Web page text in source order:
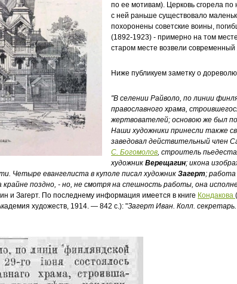
по ее мотивам). Церковь сгорела
с ней раньше существовало
похоронены советские воины,
(1892-1923) - примерно на том
старом месте возвели
Ниже публикуем заметку о
"В селении Райволо, по линии
православного храма,
жертвователей; основою же был
Наши художники принесли также
заведовал действительный член
С. Богомолов, строитель
художникВерещагин; икона
Четыре евангелиста в куполе писал художникЗагерт; работа
крайне поздно, - но, не смотря на спешность работы, она
и Загерт. По последнему информация имеется в книге Кондакова
художеств, 1914. — 842 с.): "Загерт Иван. Колл.